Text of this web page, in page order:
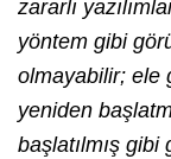
zararlı
yöntem gibi
olmayabilir; ele
yeniden
başlatılmış